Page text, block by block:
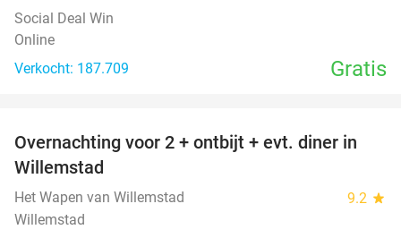
Social Deal Win
Online
Verkocht: 187.709
Gratis
34%
Overnachting voor 2 + ontbijt + evt. diner in
Willemstad
Het Wapen van Willemstad 9.2 star
Willemstad